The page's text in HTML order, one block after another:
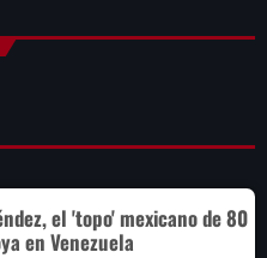
el 'topo' mexicano de 80
en Venezuela